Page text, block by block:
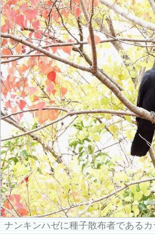
ナンキンハゼに種子散布者である